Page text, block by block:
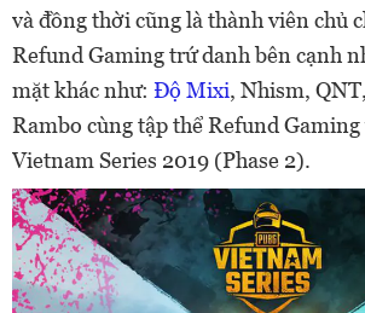
và đồng thời cũng là thành viên chủ
Refund Gaming trứ danh bên cạnh
mặt khác như: Độ Mixi, Nhism,
Rambo cùng tập thể Refund
Vietnam Series 2019 (Phase 2).